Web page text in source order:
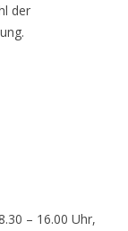
der
– 16.00 Uhr,